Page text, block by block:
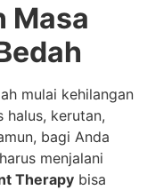
Masa
mulai kehilangan
halus, kerutan,
bagi Anda
menjalani
Therapy bisa